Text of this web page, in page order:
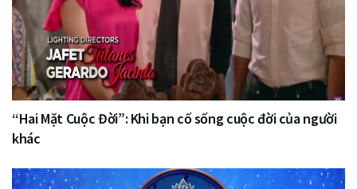
“Hai Mặt Cuộc Đời”: Khi bạn cố sống cuộc đời của người
khác